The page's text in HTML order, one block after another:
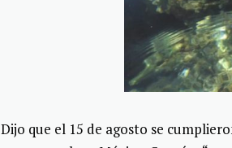
Dijo que el 15 de agosto se